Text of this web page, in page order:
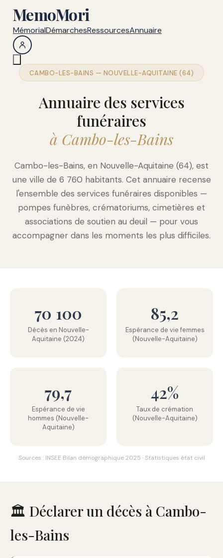
MemoMori
MémorialDémarchesRessourcesAnnuaire
CAMBO-LES-BAINS — NOUVELLE-AQUITAINE (64)
Annuaire des services
funéraires
à Cambo-les-Bains
Cambo-les-Bains, en Nouvelle-Aquitaine (64), est
une ville de 6 760 habitants. Cet annuaire recense
l'ensemble des services funéraires disponibles —
pompes funèbres, crématoriums, cimetières et
associations de soutien au deuil — pour vous
accompagner dans les moments les plus difficiles.
70 100
Décès en Nouvelle-
Aquitaine (2024)
85,2
Espérance de vie femmes
(Nouvelle-Aquitaine)
79,7
Espérance de vie
hommes (Nouvelle-
Aquitaine)
42%
Taux de crémation
(Nouvelle-Aquitaine)
Sources : INSEE Bilan démographique 2025 · Statistiques état civil
🏛️ Déclarer un décès à Cambo-
les-Bains